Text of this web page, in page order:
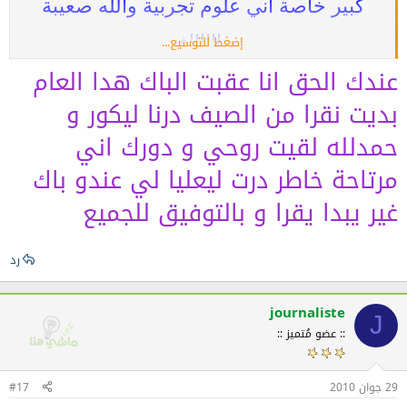
كبير خاصة اني علوم تجربية والله صعيبة
بزااااااف
الي ميقراش في الصيف ميلقاش روحوا في
الباك
إضغط للتوسيع...
عندك الحق انا عقبت الباك هدا العام
بديت نقرا من الصيف درنا ليكور و
حمدلله لقيت روحي و دورك اني
مرتاحة خاطر درت ليعليا لي عندو باك
غير يبدا يقرا و بالتوفيق للجميع
رد
J
journaliste
:: عضو مُتميز ::
29 جوان 2010 #17